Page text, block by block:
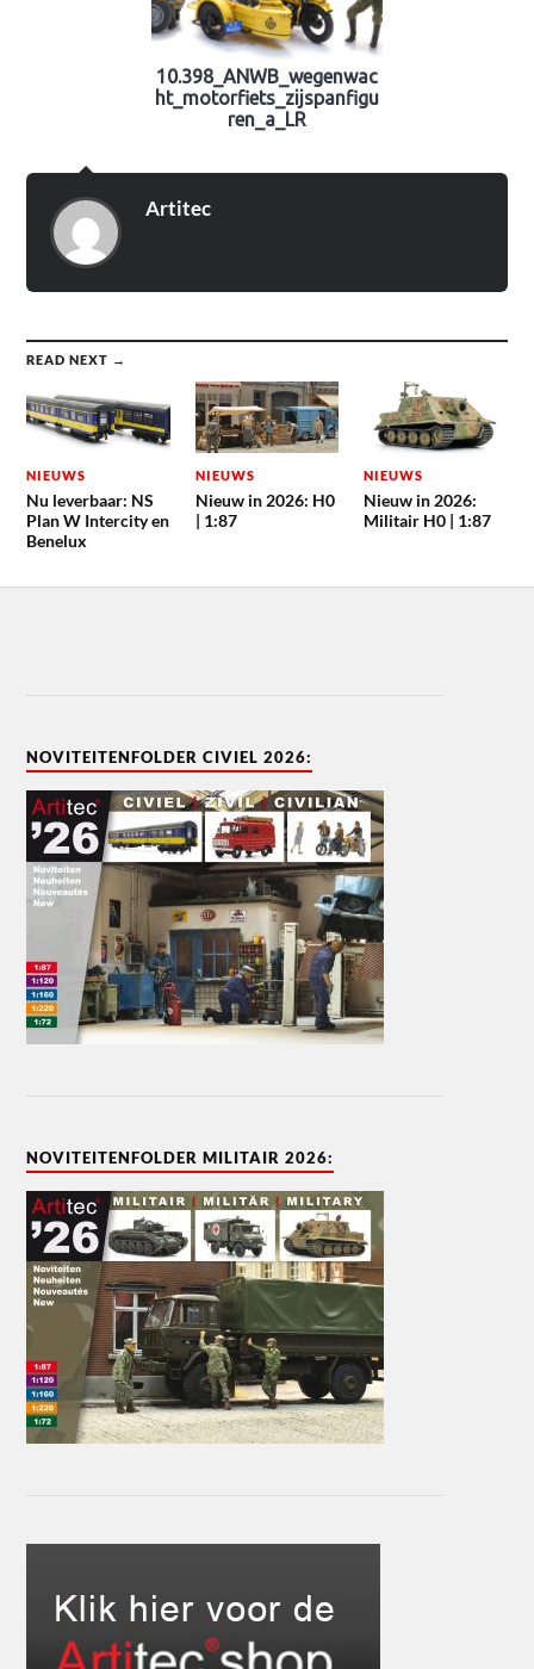
10.398_ANWB_wegenwac
ht_motorfiets_zijspanfigu
ren_a_LR
Artitec
READ NEXT →
NIEUWS
Nu leverbaar: NS
Plan W Intercity en
Benelux
NIEUWS
Nieuw in 2026: H0
| 1:87
NIEUWS
Nieuw in 2026:
Militair H0 | 1:87
NOVITEITENFOLDER CIVIEL 2026:
NOVITEITENFOLDER MILITAIR 2026: